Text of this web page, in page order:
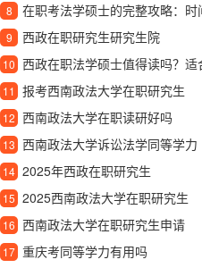
8 在职考法学硕士的完整攻略：时间规划、复
9 西政在职研究生研究生院
10 西政在职法学硕士值得读吗？
11 报考西南政法大学在职研究生
12 西南政法大学在职读研好吗
13 西南政法大学诉讼法学同等学力
14 2025年西政在职研究生
15 2025西南政法大学在职研究生
16 西南政法大学在职研究生申请
17 重庆考同等学力有用吗